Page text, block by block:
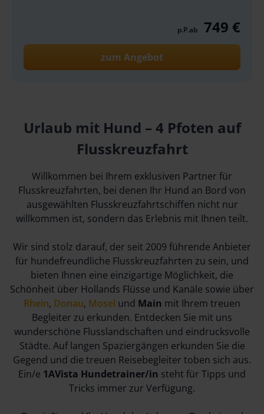
p.P.ab 749 €
zum Angebot
Urlaub mit Hund – 4 Pfoten auf
Flusskreuzfahrt
Willkommen bei Ihrem exklusiven Partner für
Flusskreuzfahrten, bei denen Ihr Hund an Bord von
ausgewählten Flusskreuzfahrtschiffen nicht nur
willkommen ist, sondern das Erlebnis mit Ihnen teilt.
Wir sind stolz darauf, der seit 2009 führende Anbieter
für hundefreundliche Flusskreuzfahrten zu sein, und
bieten Ihnen eine einzigartige Möglichkeit, die
Schönheit über Hollands Flüsse und Kanäle sowie über
Rhein, Donau, Mosel und Main mit Ihrem treuen
Begleiter zu erkunden. Entdecken Sie mit uns
wunderschöne Flusslandschaften und eindrucksvolle
Städte. Auf langen Spaziergängen erkunden Sie die
Gegend und die treuen Reisebegleiter toben sich aus.
Ein/e 1AVista Hundetrainer/in steht für Tipps und
Tricks immer zur Verfügung.